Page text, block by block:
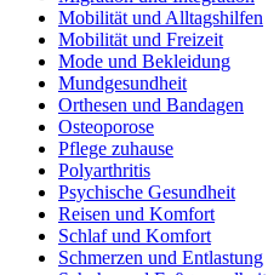
Mobilität und Alltagshilfen
Mobilität und Freizeit
Mode und Bekleidung
Mundgesundheit
Orthesen und Bandagen
Osteoporose
Pflege zuhause
Polyarthritis
Psychische Gesundheit
Reisen und Komfort
Schlaf und Komfort
Schmerzen und Entlastung